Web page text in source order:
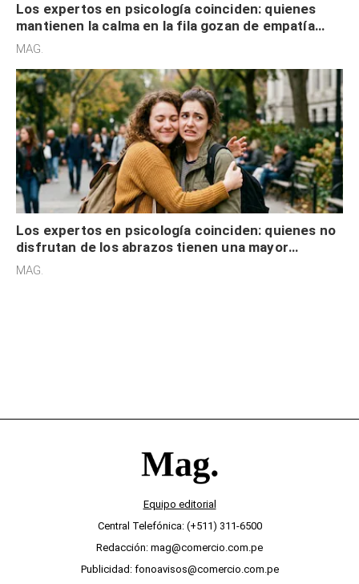
Los expertos en psicología coinciden: quienes
mantienen la calma en la fila gozan de empatía
cognitiva, gratitud y no solo tienen autocontrol
MAG.
Los expertos en psicología coinciden: quienes no
disfrutan de los abrazos tienen una mayor
sensibilidad a los estímulos físicos y no es por
MAG.
Equipo editorial
Central Telefónica: (+511) 311-6500
Redacción: mag@comercio.com.pe
Publicidad: fonoavisos@comercio.com.pe